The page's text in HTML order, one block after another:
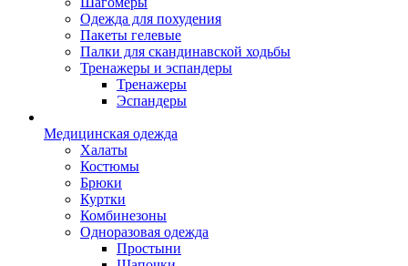
Одежда для похудения
Пакеты гелевые
Палки для скандинавской ходьбы
Тренажеры и эспандеры
Тренажеры
Эспандеры
Медицинская одежда
Халаты
Костюмы
Брюки
Куртки
Комбинезоны
Одноразовая одежда
Простыни